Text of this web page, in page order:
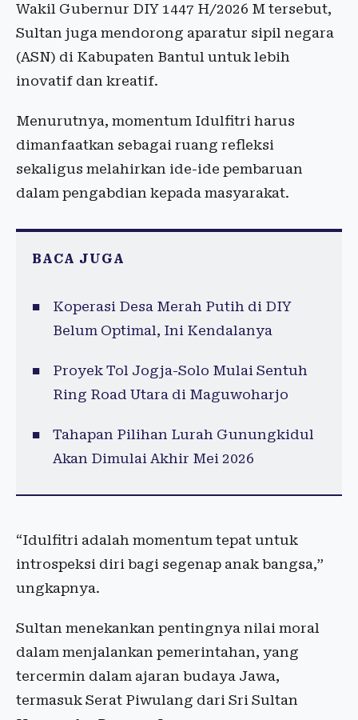
Wakil Gubernur DIY 1447 H/2026 M tersebut,
Sultan juga mendorong aparatur sipil negara
(ASN) di Kabupaten Bantul untuk lebih
inovatif dan kreatif.
Menurutnya, momentum Idulfitri harus
dimanfaatkan sebagai ruang refleksi
sekaligus melahirkan ide-ide pembaruan
dalam pengabdian kepada masyarakat.
BACA JUGA
Koperasi Desa Merah Putih di DIY
Belum Optimal, Ini Kendalanya
Proyek Tol Jogja-Solo Mulai Sentuh
Ring Road Utara di Maguwoharjo
Tahapan Pilihan Lurah Gunungkidul
Akan Dimulai Akhir Mei 2026
“Idulfitri adalah momentum tepat untuk
introspeksi diri bagi segenap anak bangsa,”
ungkapnya.
Sultan menekankan pentingnya nilai moral
dalam menjalankan pemerintahan, yang
tercermin dalam ajaran budaya Jawa,
termasuk Serat Piwulang dari Sri Sultan